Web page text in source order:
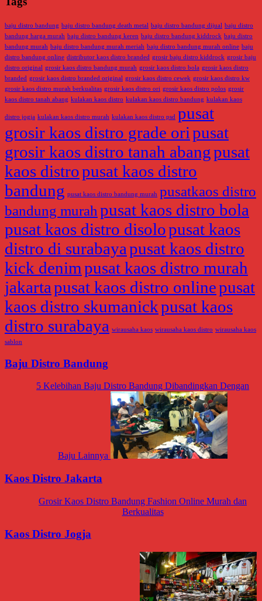
baju distro bandung baju distro bandung death metal baju distro bandung dijual baju distro
bandung harga murah baju distro bandung keren baju distro bandung kiddrock baju distro
bandung murah baju distro bandung murah meriah baju distro bandung murah online baju
distro bandung online distributor kaos distro branded grosir baju distro kiddrock grosir baju
distro original grosir kaos distro bandung murah grosir kaos distro bola grosir kaos distro
branded grosir kaos distro branded original grosir kaos distro cewek grosir kaos distro kw
grosir kaos distro murah berkualitas grosir kaos distro ori grosir kaos distro polos grosir
kaos distro tanah abang kulakan kaos distro kulakan kaos distro bandung kulakan kaos
distro jogja kulakan kaos distro murah kulakan kaos distro psd pusat
grosir kaos distro grade oripusat
grosir kaos distro tanah abangpusat
kaos distropusat kaos distro
bandung pusat kaos distro bandung murah pusatkaos distro
bandung murah pusat kaos distro bola
pusat kaos distro disolopusat kaos
distro di surabayapusat kaos distro
kick denimpusat kaos distro murah
jakartapusat kaos distro onlinepusat
kaos distro skumanickpusat kaos
distro surabaya wirausaha kaos wirausaha kaos distro wirausaha kaos
sablon
Baju Distro Bandung
5 Kelebihan Baju Distro Bandung Dibandingkan Dengan
Baju Lainnya
Kaos Distro Jakarta
Grosir Kaos Distro Bandung Fashion Online Murah dan
Berkualitas
Kaos Distro Jogja